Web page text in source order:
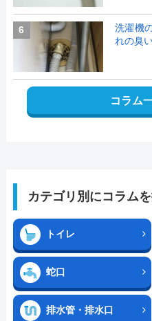
6
洗濯機
れの臭
コラム
カテゴリ別にコラム
トイレ
蛇口
排水管・排水口